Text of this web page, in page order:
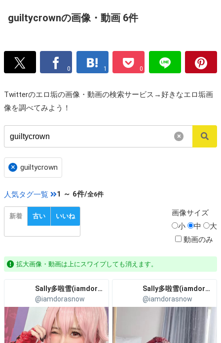
guiltycrownの画像・動画 6件
0 1 0
Twitterのエロ垢の画像・動画の検索サービス→好きなエロ垢画
像を調べてみよう！
×
× guiltycrown
人気タグ一覧 1 ～ 6件/全6件
新着 古い いいね 画像サイズ
小
中
大
動画のみ
拡大画像・動画は上にスワイプしても消えます。
Sally多啦雪(iamdorasnow)
@iamdorasnow
Sally多啦雪(iamdorasnow)
@iamdorasnow